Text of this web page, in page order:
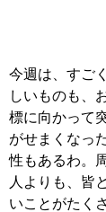
今週は、すご
しいものも、
標に向かって
がせまくなっ
性もあるわ。
人よりも、皆
いことがたく